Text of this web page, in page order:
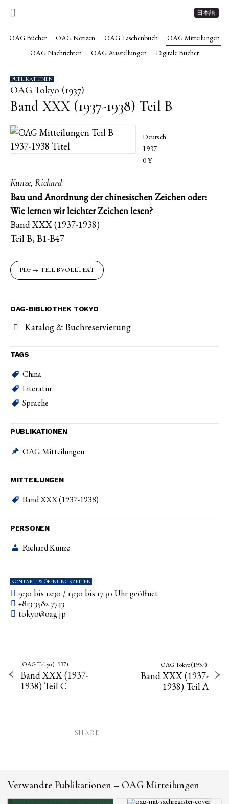
日本語
OAG Bücher OAG Notizen OAG Taschenbuch
OAG Mitteilungen
OAG Nachrichten
OAG Ausstellungen Digitale Bücher
PUBLIKATIONEN
OAG Tokyo (1937)
Band XXX (1937-1938) Teil B
Deutsch
1937
0 ¥
Kunze, Richard
Bau und Anordnung der chinesischen Zeichen oder:
Wie lernen wir leichter Zeichen lesen?
Band XXX (1937-1938)
Teil B, B1-B47
TEIL B VOLLTEXT
OAG-BIBLIOTHEK TOKYO
Katalog & Buchreservierung
TAGS
China
Literatur
Sprache
PUBLIKATIONEN
OAG Mitteilungen
MITTEILUNGEN
Band XXX (1937-1938)
PERSONEN
Richard Kunze
KONTAKT & ÖFFNUNGSZEITEN
9:30 bis 12:30 / 13:30 bis 17:30 Uhr geöffnet
+813 3582 7743
tokyo­@­oag­.­jp
OAG Tokyo (1937)
Band XXX (1937-
1938) Teil C
OAG Tokyo (1937)
Band XXX (1937-
1938) Teil A
SHARE
Verwandte Publikationen – OAG Mitteilungen